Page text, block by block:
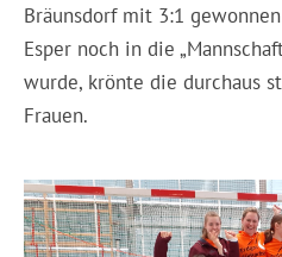
Bräunsdorf mit 3:1
Esper noch in die
wurde, krönte die durchaus
Frauen.